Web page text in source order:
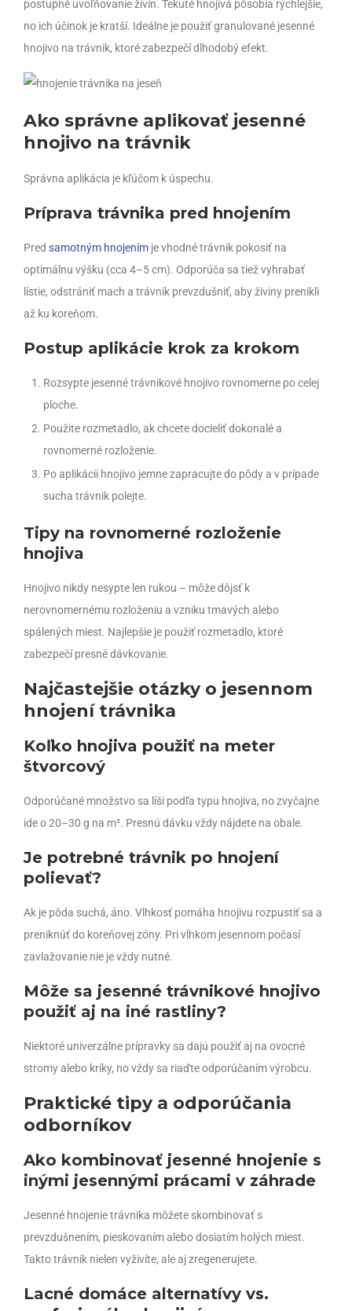
postupné uvoľňovanie živín. Tekuté hnojivá pôsobia rýchlejšie,
no ich účinok je kratší. Ideálne je použiť granulované jesenné
hnojivo na trávnik, ktoré zabezpečí dlhodobý efekt.
Ako správne aplikovať jesenné
hnojivo na trávnik
Správna aplikácia je kľúčom k úspechu.
Príprava trávnika pred hnojením
Pred samotným hnojením je vhodné trávnik pokosiť na
optimálnu výšku (cca 4–5 cm). Odporúča sa tiež vyhrabať
lístie, odstrániť mach a trávnik prevzdušniť, aby živiny prenikli
až ku koreňom.
Postup aplikácie krok za krokom
Rozsypte jesenné trávnikové hnojivo rovnomerne po celej
ploche.
Použite rozmetadlo, ak chcete docieliť dokonalé a
rovnomerné rozloženie.
Po aplikácii hnojivo jemne zapracujte do pôdy a v prípade
sucha trávnik polejte.
Tipy na rovnomerné rozloženie
hnojiva
Hnojivo nikdy nesypte len rukou – môže dôjsť k
nerovnomernému rozloženiu a vzniku tmavých alebo
spálených miest. Najlepšie je použiť rozmetadlo, ktoré
zabezpečí presné dávkovanie.
Najčastejšie otázky o jesennom
hnojení trávnika
Koľko hnojiva použiť na meter
štvorcový
Odporúčané množstvo sa líši podľa typu hnojiva, no zvyčajne
ide o 20–30 g na m². Presnú dávku vždy nájdete na obale.
Je potrebné trávnik po hnojení
polievať?
Ak je pôda suchá, áno. Vlhkosť pomáha hnojivu rozpustiť sa a
preniknúť do koreňovej zóny. Pri vlhkom jesennom počasí
zavlažovanie nie je vždy nutné.
Môže sa jesenné trávnikové hnojivo
použiť aj na iné rastliny?
Niektoré univerzálne prípravky sa dajú použiť aj na ovocné
stromy alebo kríky, no vždy sa riaďte odporúčaním výrobcu.
Praktické tipy a odporúčania
odborníkov
Ako kombinovať jesenné hnojenie s
inými jesennými prácami v záhrade
Jesenné hnojenie trávnika môžete skombinovať s
prevzdušnením, pieskovaním alebo dosiatím holých miest.
Takto trávnik nielen vyživíte, ale aj zregenerujete.
Lacné domáce alternatívy vs.